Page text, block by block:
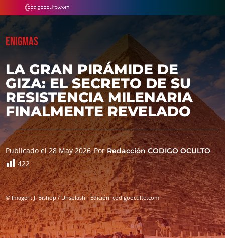
ENIGMAS
LA GRAN PIRÁMIDE DE
GIZA: EL SECRETO DE SU
RESISTENCIA MILENARIA
FINALMENTE REVELADO
Publicado el 28 May 2026 PorRedacción CODIGO OCULTO
422
© Imagen: J. Bishop / Unsplash - Edición: codigooculto.com